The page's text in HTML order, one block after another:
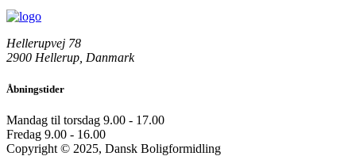
Hellerupvej 78
2900 Hellerup, Danmark
Åbningstider
Mandag til torsdag 9.00 - 17.00
Fredag 9.00 - 16.00
Copyright © 2025, Dansk Boligformidling